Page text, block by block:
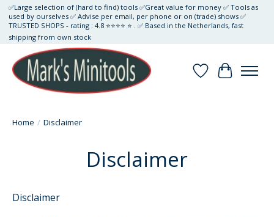
✅Large selection of (hard to find) tools ✅Great value for money ✅ Tools as
used by ourselves ✅ Advise per email, per phone or on (trade) shows ✅
TRUSTED SHOPS - rating : 4.8 ⭐⭐⭐⭐ ⭐ . ✅ Based in the Netherlands, fast
shipping from own stock
Verlanglijst
Home / Disclaimer
Disclaimer
Disclaimer